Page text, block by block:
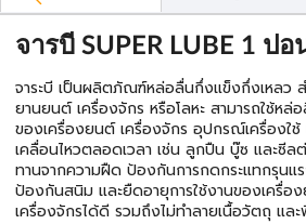
จารบี SUPER LUBE 1 ป
จาระบี เป็นผลิตภัณฑ์หล่อลื่นกึ่งแข็งกึ่งเหลว
ยานยนต์ เครื่องจักร หรือโลหะ สามารถใช้ห
ของเครื่องยนต์ เครื่องจักร อุปกรณ์เครื่องใ
เคลื่อนไหวตลอดเวลา เช่น ลูกปืน บู๊ซ และซี
ทานจากความฝืด ป้องกันการกดกระแทกรุนแ
ป้องกันสนิม และยืดอายุการใช้งานของเครื่อ
เครื่องจักรได้ดี รวมถึงไม่ทำลายเนื้อวัตถุ แล